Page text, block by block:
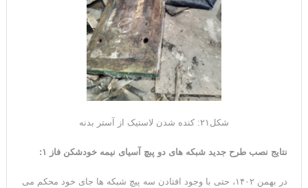
شکل۲۱: کنده شدن لاستیک از آستر بدنه
نتایج نصب طرح جدید شبکه های دو پبچ آسیای نیمه خودشکن فاز ۱:
در بهمن ۱۴۰۲، حتی با وجود افتادن سه پیچ شبکه ها جای خود محکم می